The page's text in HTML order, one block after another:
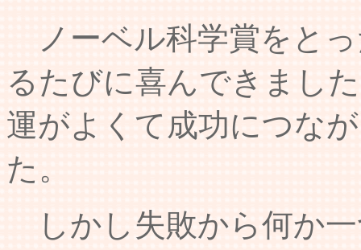
ノーベル科学賞をと
るたびに喜んできまし
運がよくて成功につな
た。
しかし失敗から何か